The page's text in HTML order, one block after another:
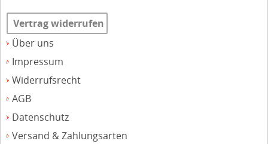
Vertrag widerrufen
Über uns
Impressum
Widerrufsrecht
AGB
Datenschutz
Versand & Zahlungsarten